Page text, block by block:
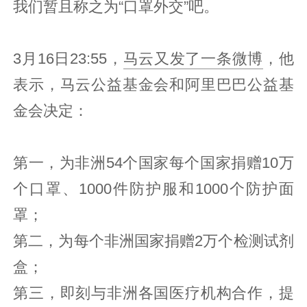
我们暂且称之为“口罩外交”吧。
3月16日23:55， 马云又发了一条微博 ，他
表示，马云公益基金会和阿里巴巴公益基
金会决定：
第一，为非洲54个国家每个国家捐赠10万
个口罩、1000件防护服和1000个防护面
罩；
第二，为每个非洲国家捐赠2万个检测试剂
盒；
第三，即刻与非洲各国医疗机构合作，提